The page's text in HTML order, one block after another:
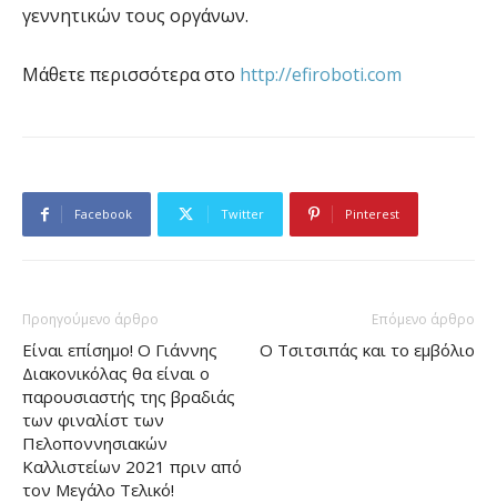
γεννητικών τους οργάνων.
Μάθετε περισσότερα στο http://efiroboti.com
Facebook Twitter Pinterest
Προηγούμενο άρθρο
Είναι επίσημο! Ο Γιάννης
Διακονικόλας θα είναι ο
παρουσιαστής της βραδιάς
των φιναλίστ των
Πελοποννησιακών
Καλλιστείων 2021 πριν από
τον Μεγάλο Τελικό!
Επόμενο άρθρο
O Τσιτσιπάς και το εμβόλιο